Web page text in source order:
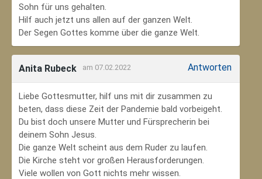
Sohn für uns gehalten.
Hilf auch jetzt uns allen auf der ganzen Welt.
Der Segen Gottes komme über die ganze Welt.
Anita Rubeck am 07.02.2022 Antworten
Liebe Gottesmutter, hilf uns mit dir zusammen zu
beten, dass diese Zeit der Pandemie bald vorbeigeht.
Du bist doch unsere Mutter und Fürsprecherin bei
deinem Sohn Jesus.
Die ganze Welt scheint aus dem Ruder zu laufen.
Die Kirche steht vor großen Herausforderungen.
Viele wollen von Gott nichts mehr wissen.